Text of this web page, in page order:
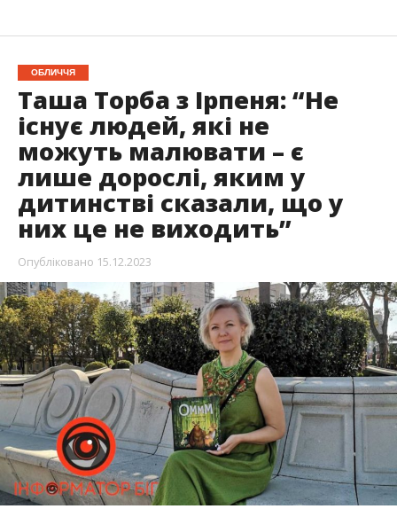
ОБЛИЧЧЯ
Таша Торба з Ірпеня: “Не
існує людей, які не
можуть малювати – є
лише дорослі, яким у
дитинстві сказали, що у
них це не виходить”
Опубліковано 15.12.2023